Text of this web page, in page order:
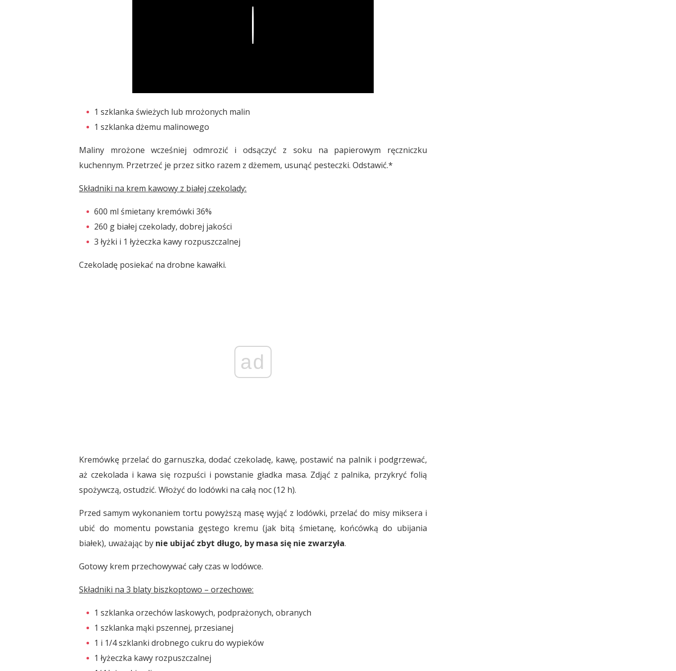
1 szklanka świeżych lub mrożonych malin
1 szklanka dżemu malinowego
Maliny mrożone wcześniej odmrozić i odsączyć z soku na papierowym ręczniczku
kuchennym. Przetrzeć je przez sitko razem z dżemem, usunąć pesteczki. Odstawić.*
Składniki na krem kawowy z białej czekolady:
600 ml śmietany kremówki 36%
260 g białej czekolady, dobrej jakości
3 łyżki i 1 łyżeczka kawy rozpuszczalnej
Czekoladę posiekać na drobne kawałki.
ad
Kremówkę przelać do garnuszka, dodać czekoladę, kawę, postawić na palnik i podgrzewać,
aż czekolada i kawa się rozpuści i powstanie gładka masa. Zdjąć z palnika, przykryć folią
spożywczą, ostudzić. Włożyć do lodówki na całą noc (12 h).
Przed samym wykonaniem tortu powyższą masę wyjąć z lodówki, przelać do misy miksera i
ubić do momentu powstania gęstego kremu (jak bitą śmietanę, końcówką do ubijania
białek), uważając by nie ubijać zbyt długo, by masa się nie zwarzyła.
Gotowy krem przechowywać cały czas w lodówce.
Składniki na 3 blaty biszkoptowo – orzechowe:
1 szklanka orzechów laskowych, podprażonych, obranych
1 szklanka mąki pszennej, przesianej
1 i 1/4 szklanki drobnego cukru do wypieków
1 łyżeczka kawy rozpuszczalnej